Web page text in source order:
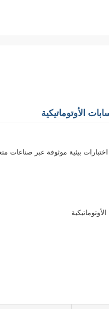
الأوتوماتيكية
بيئية موثوقة عبر صناعات